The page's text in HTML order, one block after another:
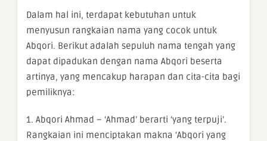
Dalam hal ini, terdapat kebutuhan untuk
menyusun rangkaian nama yang cocok untuk
Abqori. Berikut adalah sepuluh nama tengah yang
dapat dipadukan dengan nama Abqori beserta
artinya, yang mencakup harapan dan cita-cita bagi
pemiliknya:
1. Abqori Ahmad – ‘Ahmad’ berarti ‘yang terpuji’.
Rangkaian ini menciptakan makna ‘Abqori yang